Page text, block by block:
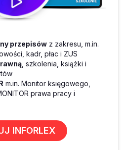
przepisów z zakresu, m.in.
kadr, płac i ZUS
, szkolenia, książki i
m.in. Monitor księgowego,
prawa pracy i
INFORLEX